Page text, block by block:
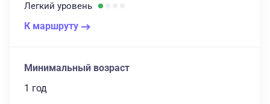
Легкий уровень
К маршруту
Минимальный возраст
1 год